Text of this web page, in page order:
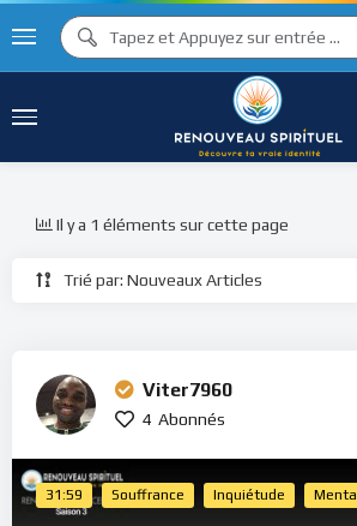
Trié par: Nouveaux Articles
Il y a 1 éléments sur cette page
Viter7960
4 Abonnés
31:59 Souffrance Inquiétude Mental